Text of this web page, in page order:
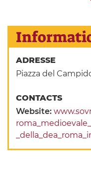
ADRESSE
Piazza del
CONTACTS
Website: